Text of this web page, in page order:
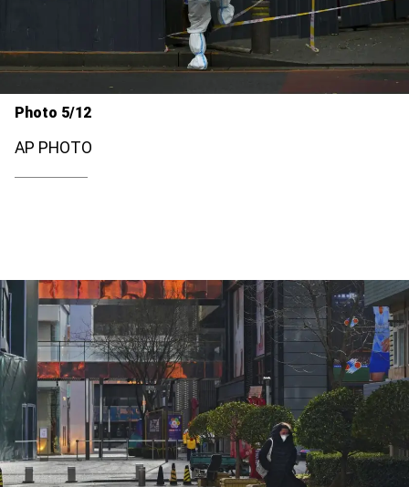
Photo 5/12
AP PHOTO